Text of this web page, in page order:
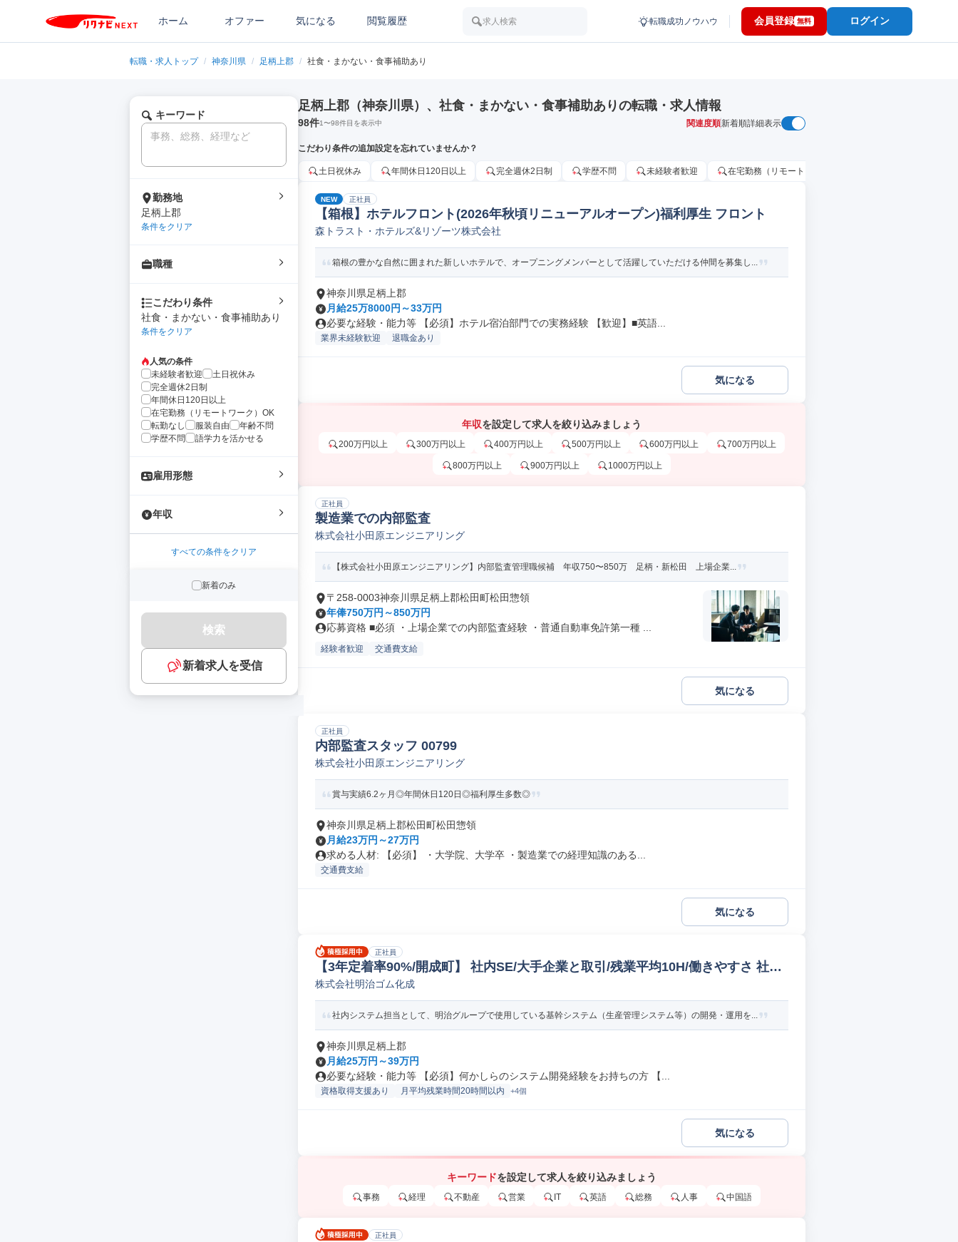
ホーム オファー 気になる 閲覧履歴 求人検索 転職成功ノウハウ 会員登録 無料 ログイン
転職・求人トップ / 神奈川県 / 足柄上郡 / 社食・まかない・食事補助あり
キーワード
勤務地
足柄上郡
条件をクリア
職種
こだわり条件
社食・まかない・食事補助あり
条件をクリア
人気の条件
未経験者歓迎
土日祝休み
完全週休2日制
年間休日120日以上
在宅勤務（リモートワーク）OK
転勤なし
服装自由
年齢不問
学歴不問
語学力を活かせる
雇用形態
年収
すべての条件をクリア
新着のみ
検索
新着求人を受信
足柄上郡（神奈川県）、社食・まかない・食事補助ありの転職・求人情報
98件1〜98件目を表示中 関連度順新着順詳細表示
こだわり条件の追加設定を忘れていませんか？
土日祝休み 年間休日120日以上 完全週休2日制 学歴不問 未経験者歓迎 在宅勤務（リモートワーク）OK
NEW 正社員
【箱根】ホテルフロント(2026年秋頃リニューアルオープン)福利厚生 フロント
森トラスト・ホテルズ&リゾーツ株式会社
箱根の豊かな自然に囲まれた新しいホテルで、オープニングメンバーとして活躍していただける仲間を募集し...
神奈川県足柄上郡
月給25万8000円～33万円
必要な経験・能力等 【必須】ホテル宿泊部門での実務経験 【歓迎】■英語...
業界未経験歓迎 退職金あり
気になる
年収を設定して求人を絞り込みましょう
200万円以上 300万円以上 400万円以上 500万円以上 600万円以上 700万円以上
800万円以上 900万円以上 1000万円以上
正社員
製造業での内部監査
株式会社小田原エンジニアリング
【株式会社小田原エンジニアリング】内部監査管理職候補 年収750〜850万 足柄・新松田 上場企業...
〒258-0003神奈川県足柄上郡松田町松田惣領
年俸750万円～850万円
応募資格 ■必須 ・上場企業での内部監査経験 ・普通自動車免許第一種 ...
経験者歓迎 交通費支給
気になる
正社員
内部監査スタッフ 00799
株式会社小田原エンジニアリング
賞与実績6.2ヶ月◎年間休日120日◎福利厚生多数◎
神奈川県足柄上郡松田町松田惣領
月給23万円～27万円
求める人材: 【必須】 ・大学院、大学卒 ・製造業での経理知識のある...
交通費支給
気になる
正社員
【3年定着率90%/開成町】 社内SE/大手企業と取引/残業平均10H/働きやすさ 社内
システムエンジニア
株式会社明治ゴム化成
社内システム担当として、明治グループで使用している基幹システム（生産管理システム等）の開発・運用を...
神奈川県足柄上郡
月給25万円～39万円
必要な経験・能力等 【必須】何かしらのシステム開発経験をお持ちの方 【...
資格取得支援あり 月平均残業時間20時間以内 +4個
気になる
キーワードを設定して求人を絞り込みましょう
事務 経理 不動産 営業 IT 英語 総務 人事 中国語
正社員